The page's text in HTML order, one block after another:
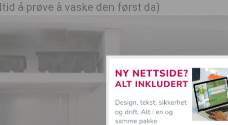
å prøve å vaske den først da)